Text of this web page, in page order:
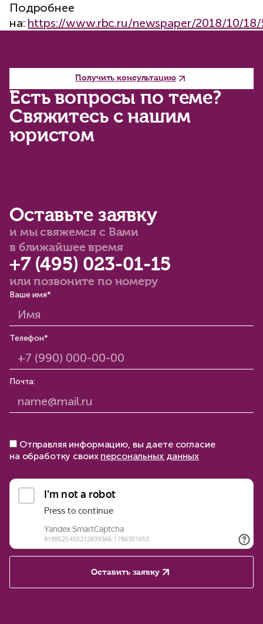
Подробнее
на: https://www.rbc.ru/newspaper/2018/10/
Есть вопросы по теме?
Свяжитесь с нашим
юристом
Получить консультацию
Оставьте заявку
и мы свяжемся с Вами
в ближайшее время
+7 (495) 023-01-15
или позвоните по номеру
Ваше имя*
Телефон*
Почта:
Отправляя информацию, вы даете согласие
на обработку своих персональных данных
Оставить заявку